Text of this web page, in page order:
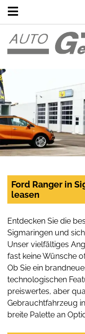
Ford Ranger in
leasen
Entdecken Sie die
Sigmaringen und
Unser vielfältiges
fast keine Wünsche
Ob Sie ein
technologischen
preiswertes, aber
Gebrauchtfahrzeug
breite Palette an